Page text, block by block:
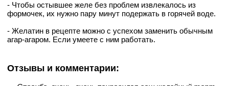
- Чтобы остывшее желе без проблем извлекалось из
формочек, их нужно пару минут подержать в горячей воде.
- Желатин в рецепте можно с успехом заменить обычным
агар-агаром. Если умеете с ним работать.
Отзывы и комментарии: